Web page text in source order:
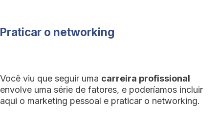
Praticar o networking
Você viu que seguir uma carreira profissional
envolve uma série de fatores, e poderíamos incluir
aqui o marketing pessoal e praticar o networking.